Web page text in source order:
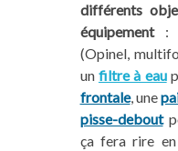
différents
équipement:
(Opinel,
un filtre à eau
frontale, une
pisse-debout
ça fera rire